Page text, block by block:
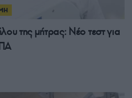
της μήτρας: Νέο τεστ για